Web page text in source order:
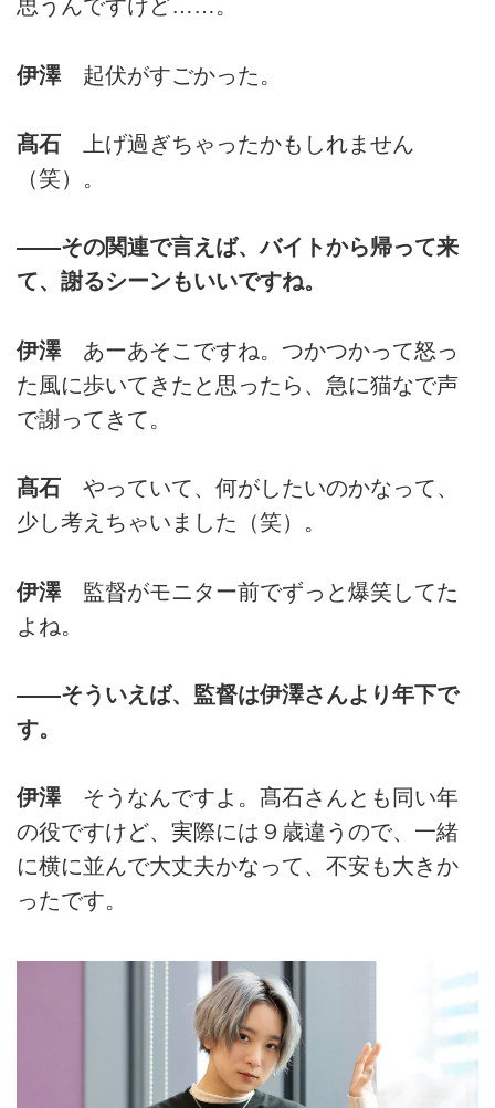
思うんですけど……。
伊澤起伏がすごかった。
髙石 上げ過ぎちゃったかもしれません
（笑）。
――その関連で言えば、バイトから帰って来
て、謝るシーンもいいですね。
伊澤あーあそこですね。つかつかって怒っ
た風に歩いてきたと思ったら、急に猫なで声
で謝ってきて。
髙石 やっていて、何がしたいのかなって、
少し考えちゃいました（笑）。
伊澤監督がモニター前でずっと爆笑してた
よね。
――そういえば、監督は伊澤さんより年下で
す。
伊澤そうなんですよ。髙石さんとも同い年
の役ですけど、実際には９歳違うので、一緒
に横に並んで大丈夫かなって、不安も大きか
ったです。